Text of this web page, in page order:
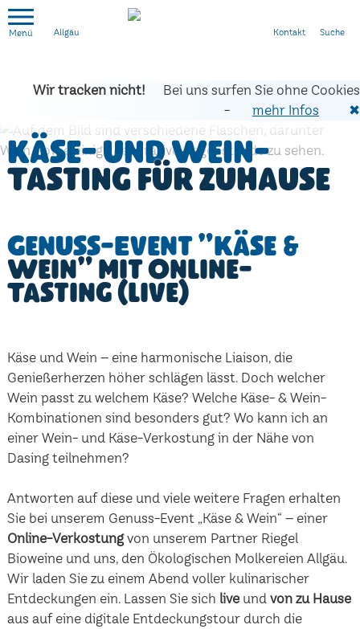
Allgäu
Wir tracken nicht!
Bei uns surfen Sie ohne Cookies
-
mehr Infos ✖
Käse- und Wein-
Tasting für zuhause
Genuss-Event "Käse &
Wein" mit Online-
Tasting (live)
Käse und Wein – eine harmonische Liaison, die
Genießerherzen höher schlägen lässt. Doch welcher
Wein passt zu welchem Käse? Welche Käse- & Wein-
Kombinationen sind besonders gut? Wo kann ich an
einer Wein- und Käse-Verkostung in der Nähe von
Dasing teilnehmen?
Antworten auf diese und viele weitere Fragen erhalten
Sie bei unserem Genuss-Event „Käse & Wein“ – einer
Online-Verkostungvon unserem Partner Riegel
Bioweine und uns, den Ökologischen Molkereien Allgäu.
Wir laden Sie zu einem Abend voller kulinarischer
Entdeckungen ein. Lassen Sie sich live und von zu Hause
aus auf eine digitale Entdeckungstour durch die